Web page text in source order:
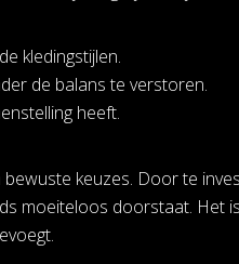
kledingstijlen.
de balans te verstoren.
heeft.
keuzes. Door te
moeiteloos doorstaat. Het